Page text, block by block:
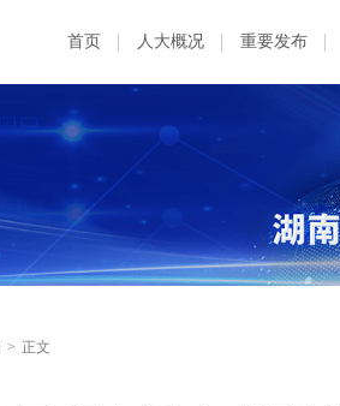
首页 人大概况 重要发布
> 正文